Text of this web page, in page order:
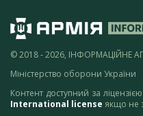
© 2018 - 2026, ІНФОРМАЦІЙНЕ
Міністерство оборони України
Контент доступний за ліцензією
International license якщо не